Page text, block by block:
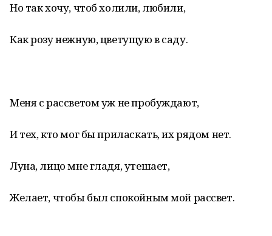
Но так хочу, чтоб холили, любили,
Как розу нежную, цветущую в саду.
Меня с рассветом уж не пробуждают,
И тех, кто мог бы приласкать, их рядом нет.
Луна, лицо мне гладя, утешает,
Желает, чтобы был спокойным мой рассвет.